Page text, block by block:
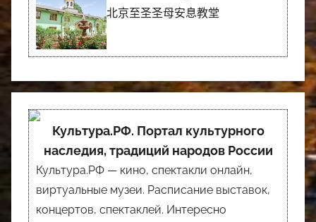
北京至圣圣母安息教堂
Культура.РФ. Портал культурного
наследия, традиций народов России
Культура.РФ — кино, спектакли онлайн,
виртуальные музеи. Расписание выставок,
концертов, спектаклей. Интересно